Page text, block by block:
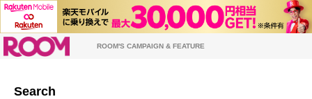
ROOM'S CAMPAIGN & FEATURE
Search